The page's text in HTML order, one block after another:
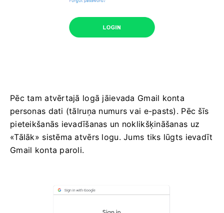
Pēc tam atvērtajā logā jāievada Gmail konta
personas dati (tālruņa numurs vai e-pasts). Pēc šīs
pieteikšanās ievadīšanas un noklikšķināšanas uz
«Tālāk» sistēma atvērs logu. Jums tiks lūgts ievadīt
Gmail konta paroli.